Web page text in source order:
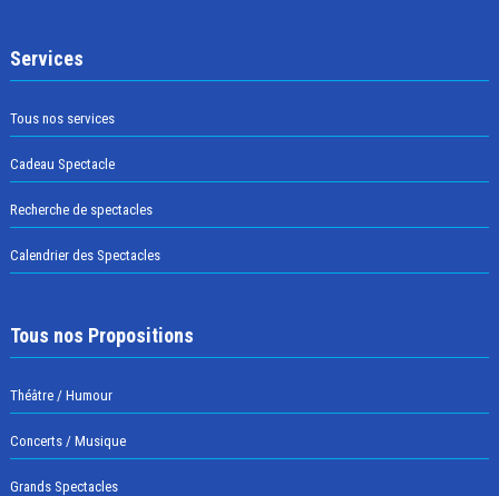
Services
Tous nos services
Cadeau Spectacle
Recherche de spectacles
Calendrier des Spectacles
Tous nos Propositions
Théâtre / Humour
Concerts / Musique
Grands Spectacles